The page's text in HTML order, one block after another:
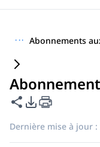
··· Abonnements
Partager cette
Options
Dernière mise à jour :